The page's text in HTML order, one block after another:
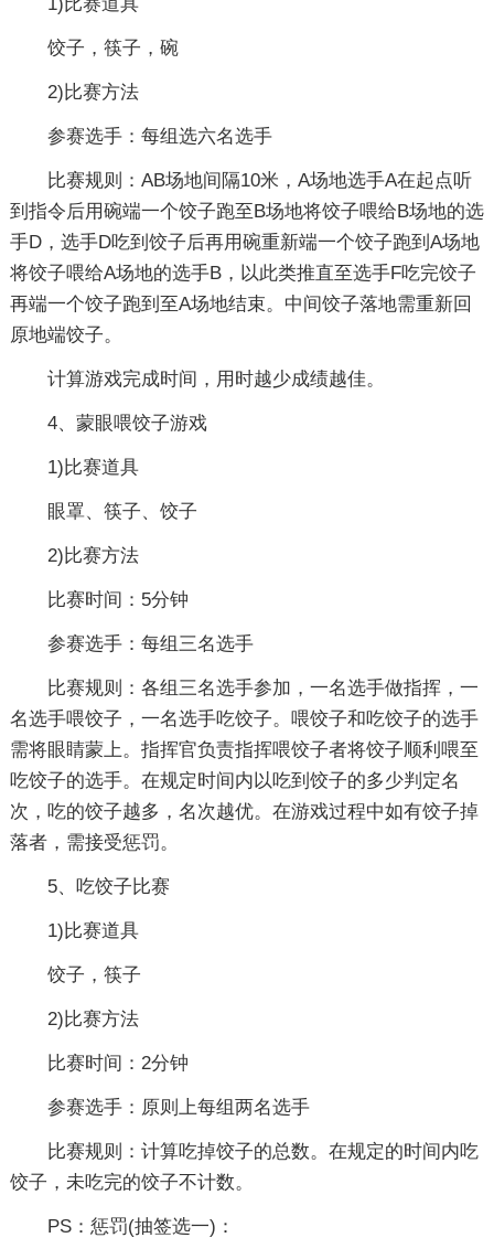
饺子，筷子，碗
2)比赛方法
参赛选手：每组选六名选手
比赛规则：AB场地间隔10米，A场地选手A在起点听
到指令后用碗端一个饺子跑至B场地将饺子喂给B场地的选
手D，选手D吃到饺子后再用碗重新端一个饺子跑到A场地
将饺子喂给A场地的选手B，以此类推直至选手F吃完饺子
再端一个饺子跑到至A场地结束。中间饺子落地需重新回
原地端饺子。
计算游戏完成时间，用时越少成绩越佳。
4、蒙眼喂饺子游戏
1)比赛道具
眼罩、筷子、饺子
2)比赛方法
比赛时间：5分钟
参赛选手：每组三名选手
比赛规则：各组三名选手参加，一名选手做指挥，一
名选手喂饺子，一名选手吃饺子。喂饺子和吃饺子的选手
需将眼睛蒙上。指挥官负责指挥喂饺子者将饺子顺利喂至
吃饺子的选手。在规定时间内以吃到饺子的多少判定名
次，吃的饺子越多，名次越优。在游戏过程中如有饺子掉
落者，需接受惩罚。
5、吃饺子比赛
1)比赛道具
饺子，筷子
2)比赛方法
比赛时间：2分钟
参赛选手：原则上每组两名选手
比赛规则：计算吃掉饺子的总数。在规定的时间内吃
饺子，未吃完的饺子不计数。
PS：惩罚(抽签选一)：